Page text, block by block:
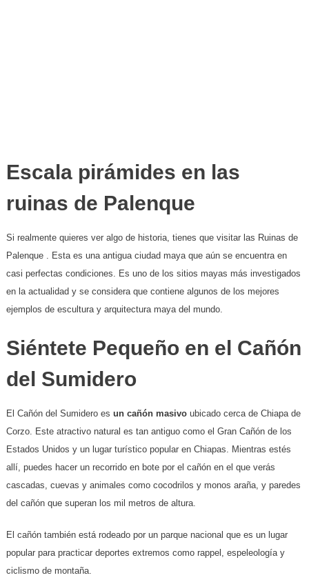
Escala pirámides en las
ruinas de Palenque
Si realmente quieres ver algo de historia, tienes que visitar las Ruinas de
Palenque . Esta es una antigua ciudad maya que aún se encuentra en
casi perfectas condiciones. Es uno de los sitios mayas más investigados
en la actualidad y se considera que contiene algunos de los mejores
ejemplos de escultura y arquitectura maya del mundo.
Siéntete Pequeño en el Cañón
del Sumidero
El Cañón del Sumidero es un cañón masivoubicado cerca de Chiapa de
Corzo. Este atractivo natural es tan antiguo como el Gran Cañón de los
Estados Unidos y un lugar turístico popular en Chiapas. Mientras estés
allí, puedes hacer un recorrido en bote por el cañón en el que verás
cascadas, cuevas y animales como cocodrilos y monos araña, y paredes
del cañón que superan los mil metros de altura.
El cañón también está rodeado por un parque nacional que es un lugar
popular para practicar deportes extremos como rappel, espeleología y
ciclismo de montaña.